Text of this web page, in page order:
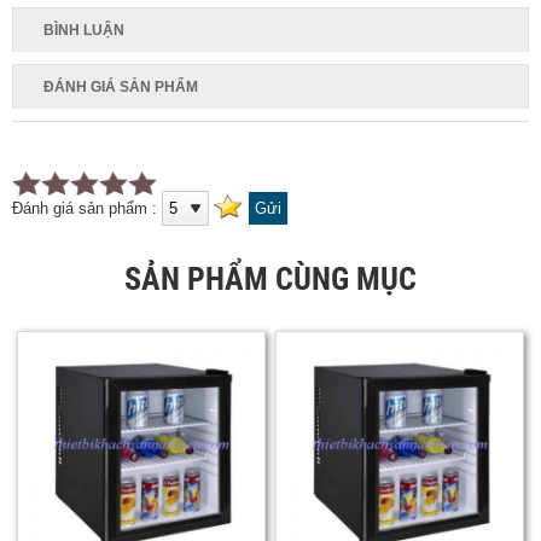
BÌNH LUẬN
ĐÁNH GIÁ SẢN PHẨM
Đánh giá sản phẩm :
SẢN PHẨM CÙNG MỤC